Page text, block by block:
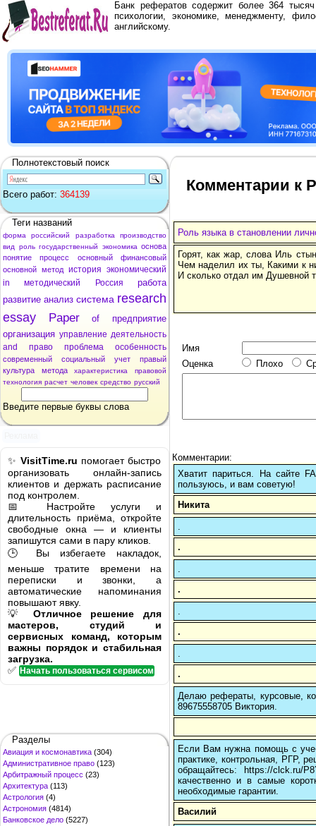
Банк рефератов содержит более 364
психологии, экономике, менеджменту,
английскому.
Полнотекстовый поиск
Всего работ: 364139
Теги названий
форма российский разработка
производство
вид
роль государственный экономика основа
понятие
процесс основный
финансовый
основной метод история экономический
in
методический Россия
работа
развитие анализ система research
essay
Paper of
предприятие
организация управление деятельность
and
право проблема особенность
современный социальный учет
правый
культура
метода характеристика
правовой
технология расчет человек средство русский
Введите первые буквы слова
✨ VisitTime.ru помогает быстро
организовать онлайн-запись
клиентов и держать расписание
под контролем.
📅 Настройте услуги и
длительность приёма, откройте
свободные окна — и клиенты
запишутся сами в пару кликов.
🕒 Вы избегаете накладок,
меньше тратите времени на
переписки и звонки, а
автоматические напоминания
повышают явку.
💡 Отличное решение для
мастеров, студий и
сервисных команд, которым
важны порядок и стабильная
загрузка.
✅ Начать пользоваться сервисом
Разделы
Авиация и космонавтика (304)
Административное право (123)
Арбитражный процесс (23)
Архитектура (113)
Астрология (4)
Астрономия (4814)
Банковское дело (5227)
Комментарии к
Роль языка в становлении
Горят, как жар, слова Иль
Чем наделил их ты, Какими к
И сколько отдал им Душевной
Имя
Оценка
Плохо
Комментарии:
Хватит париться. На сайте
пользуюсь, и вам советую!
Никита
.
.
.
.
Делаю рефераты, курсовые,
89675558705 Виктория.
Если Вам нужна помощь с
практике, контрольная, РГР,
обращайтесь: https://clck.ru/
качественно и в самые
необходимые гарантии.
Василий